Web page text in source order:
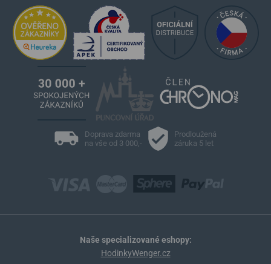
Doprava zdarma
na vše od 3 000,-
Prodloužená
záruka 5 let
Naše specializované eshopy:
HodinkyWenger.cz